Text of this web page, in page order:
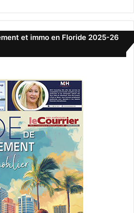
et immo en Floride 2025-26